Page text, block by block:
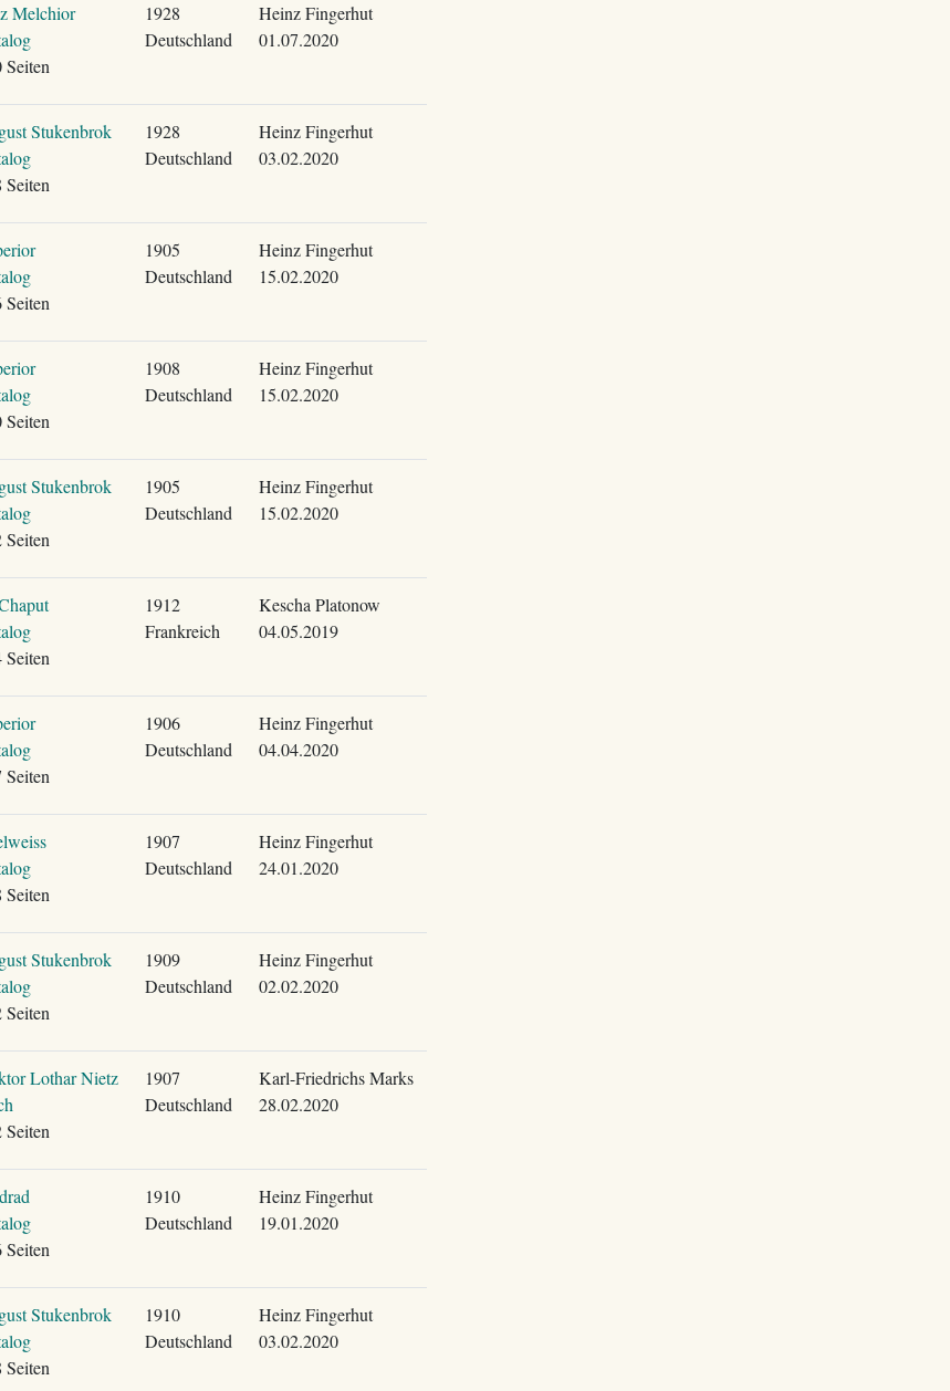
Melchior
Seiten
1928
Deutschland
Heinz Fingerhut
01.07.2020
Stukenbrok
Seiten
1928
Deutschland
Heinz Fingerhut
03.02.2020
Seiten
1905
Deutschland
Heinz Fingerhut
15.02.2020
Seiten
1908
Deutschland
Heinz Fingerhut
15.02.2020
Stukenbrok
Seiten
1905
Deutschland
Heinz Fingerhut
15.02.2020
Seiten
1912
Frankreich
Kescha Platonow
04.05.2019
Seiten
1906
Deutschland
Heinz Fingerhut
04.04.2020
Seiten
1907
Deutschland
Heinz Fingerhut
24.01.2020
Stukenbrok
Seiten
1909
Deutschland
Heinz Fingerhut
02.02.2020
Lothar Nietz
Seiten
1907
Deutschland
Karl-Friedrichs Marks
28.02.2020
Seiten
1910
Deutschland
Heinz Fingerhut
19.01.2020
Stukenbrok
Seiten
1910
Deutschland
Heinz Fingerhut
03.02.2020